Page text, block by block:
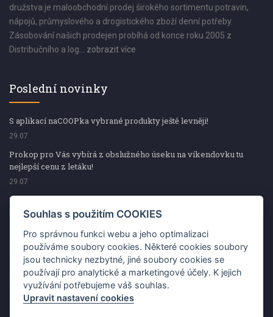
družstva je maloobchodní prodej širokého sortimentu potravin,
nápojů, průmyslového a drogistického zboží denní potřeby.
Zásobování našich prodejen probíhá od konce roku 2005 z
Distribučního a log... zobrazit více
Poslední novinky
S aplikací naCOOPka vybrané produkty ještě levněji!
29.07
Prokop pro Vás vybírá z obslužného úseku na víkendovku tu
nejlepší cenu z letáku!
29.07
Prokop pro Vás vybírá z obslužného úseku na víkendovku tu
nejlepší cenu z letáku!
Kup špekáčky od Váhaly a vyhraj s naCOOPkou sekerku Fiskars
29.07
Prokop pro Vás vybírá na víkendovku ty nejlepší ceny z letáku!
29.07
Souhlas s použitím COOKIES
Pro správnou funkci webu a jeho optimalizaci
používáme soubory cookies. Některé cookies soubory
jsou technicky nezbytné, jiné soubory cookies se
používají pro analytické a marketingové účely. K jejich
využívání potřebujeme váš souhlas.
Upravit nastavení cookies